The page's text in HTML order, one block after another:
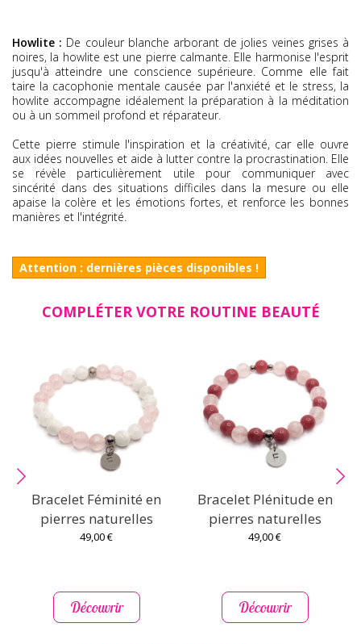
Howlite : De couleur blanche arborant de jolies veines grises à
noires, la howlite est une pierre calmante. Elle harmonise l'esprit
jusqu'à atteindre une conscience supérieure. Comme elle fait
taire la cacophonie mentale causée par l'anxiété et le stress, la
howlite accompagne idéalement la préparation à la méditation
ou à un sommeil profond et réparateur.
Cette pierre stimule l'inspiration et la créativité, car elle ouvre
aux idées nouvelles et aide à lutter contre la procrastination. Elle
se révèle particulièrement utile pour communiquer avec
sincérité dans des situations difficiles dans la mesure ou elle
apaise la colère et les émotions fortes, et renforce les bonnes
manières et l'intégrité.
Attention : dernières pièces disponibles !
COMPLÉTER VOTRE ROUTINE BEAUTÉ
Bracelet Féminité en
pierres naturelles
49,00 €
Découvrir
Bracelet Plénitude en
pierres naturelles
49,00 €
Découvrir